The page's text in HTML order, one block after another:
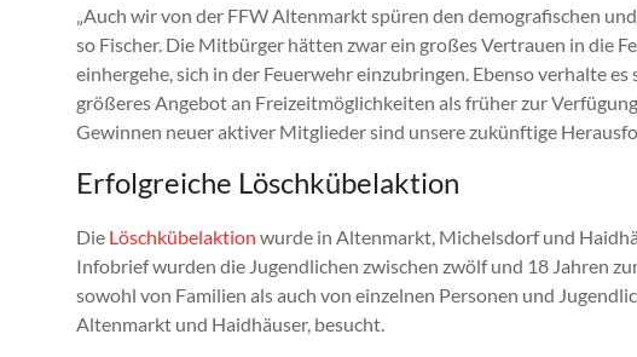
„Auch wir von der FFW Altenmarkt spüren den demografischen
so Fischer. Die Mitbürger hätten zwar ein großes Vertrauen in die
einhergehe, sich in der Feuerwehr einzubringen. Ebenso verhalte es
größeres Angebot an Freizeitmöglichkeiten als früher zur
Gewinnen neuer aktiver Mitglieder sind unsere zukünftige
Erfolgreiche Löschkübelaktion
Die Löschkübelaktion wurde in Altenmarkt, Michelsdorf und
Infobrief wurden die Jugendlichen zwischen zwölf und 18 Jahren
sowohl von Familien als auch von einzelnen Personen und
Altenmarkt und Haidhäuser, besucht.